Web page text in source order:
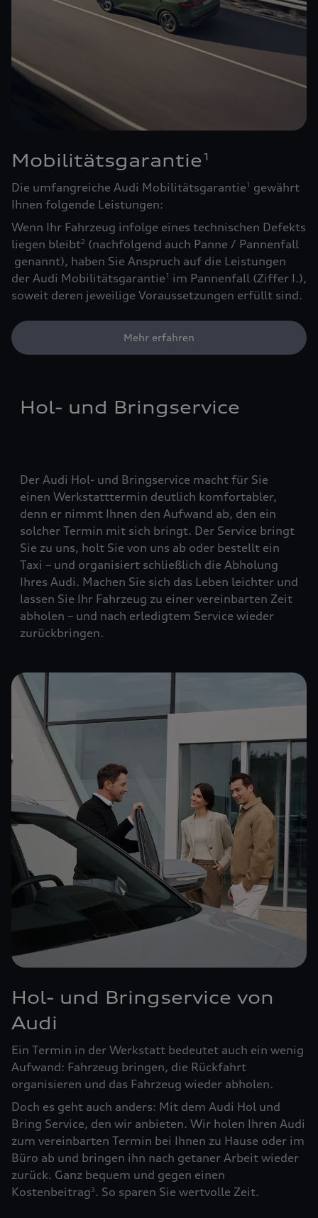
Mobilitätsgarantie1
Die umfangreiche Audi Mobilitätsgarantie1
gewährt
Ihnen folgende Leistungen:
Wenn Ihr Fahrzeug infolge eines technischen Defekts
liegen bleibt2 (nachfolgend auch Panne / Pannenfall
genannt), haben Sie Anspruch auf die Leistungen
der Audi Mobilitätsgarantie1
im Pannenfall (Ziffer I.),
soweit deren jeweilige Voraussetzungen erfüllt sind.
Mehr erfahren
Hol- und Bringservice
Der Audi Hol- und Bringservice macht für Sie
einen Werkstatttermin deutlich komfortabler,
denn er nimmt Ihnen den Aufwand ab, den ein
solcher Termin mit sich bringt. Der Service bringt
Sie zu uns, holt Sie von uns ab oder bestellt ein
Taxi – und organisiert schließlich die Abholung
Ihres Audi. Machen Sie sich das Leben leichter und
lassen Sie Ihr Fahrzeug zu einer vereinbarten Zeit
abholen – und nach erledigtem Service wieder
zurückbringen.
Hol- und Bringservice von
Audi
Ein Termin in der Werkstatt bedeutet auch ein wenig
Aufwand: Fahrzeug bringen, die Rückfahrt
organisieren und das Fahrzeug wieder abholen.
Doch es geht auch anders: Mit dem Audi Hol und
Bring Service, den wir anbieten. Wir holen Ihren Audi
zum vereinbarten Termin bei Ihnen zu Hause oder im
Büro ab und bringen ihn nach getaner Arbeit wieder
zurück. Ganz bequem und gegen einen
Kostenbeitrag3. So sparen Sie wertvolle Zeit.